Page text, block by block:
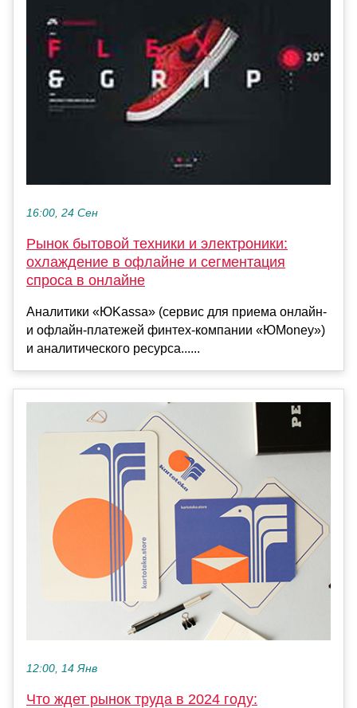
16:00, 24 Сен
Рынок бытовой техники и электроники:
охлаждение в офлайне и сегментация
спроса в онлайне
Аналитики «ЮKassa» (сервис для приема онлайн-
и офлайн-платежей финтех-компании «ЮMoney»)
и аналитического ресурса......
12:00, 14 Янв
Что ждет рынок труда в 2024 году: